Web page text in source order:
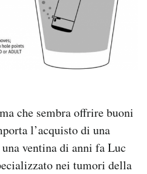
che sembra offrire buoni
l’acquisto di una
ventina di anni fa Luc
nei tumori della